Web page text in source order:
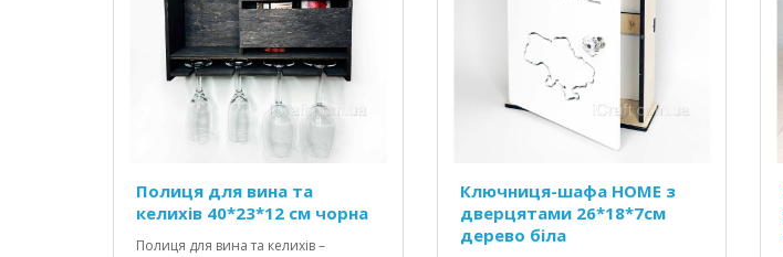
Полиця для вина та
келихів 40*23*12 см чорна
Полиця для вина та келихів –
Ключниця-шафа HOME з
дверцятами 26*18*7см
дерево біла